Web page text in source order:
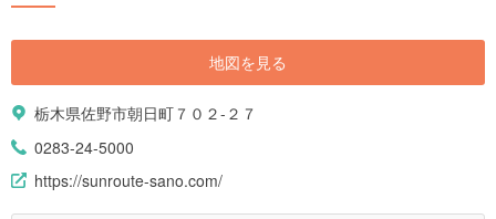
地図を見る
栃木県佐野市朝日町７０２-２７
0283-24-5000
https://sunroute-sano.com/